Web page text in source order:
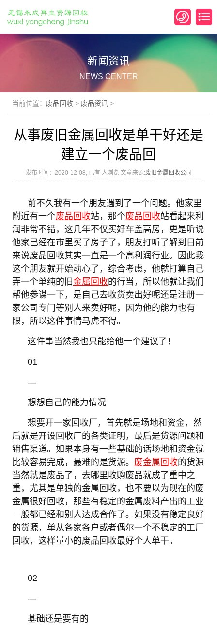
新闻资讯
NEWS CENTER
当前位置： 废品回收 > 废品资讯 >
从事废旧金属回收是单干好还是
建立一个废品回
发布时间：2020-12-08, 已有 人浏览 文章来源:废旧金属回收公司
前不久我有一个朋友遇到了一个问题。他家里
附近有一个废品回收站，那个废品回收站看起来利
润非常不错，这几年不仅买好车盖高房，更是听说
他家已经在市里买了房子了，朋友打听了解到目前
来说废品回收其实一直是一个高利润行业。因此我
这个朋友就开始动心了，综合考虑，他就打算自己
弄一个单纯的旧金属回收的行当，所以他就让我们
帮他参谋一下，是自己去收货卖出好呢还是注册一
家公司专门等别人来卖好呢，因为他的能力也有
限，所以这件事情马虎不得。
这件事当然我也只能给他一个建议了！
01
—
想想自己的能力情况
想要开一家回收厂，首先就是场地和资金，然
后就是开设回收厂的各类证明，最后是货源问题和
销售渠道。如果本身有一些基础的话场地和资金就
比较容易完成，最难的是货源。 废金属回收的货源
当然就是废品了，去哪里收购废品就成了重中之
重，尤其是单独的金属回收，也不要以为现在的废
金属很好回收，那些有稳定的金属废料产出的工业
一般都已经和别人达成合作了。如果没有稳定良好
的货源，单从各家各户或者偶尔一个不稳定的工厂
回收，这样量小的废品回收最好个人单干。
02
—
基础还是要有的